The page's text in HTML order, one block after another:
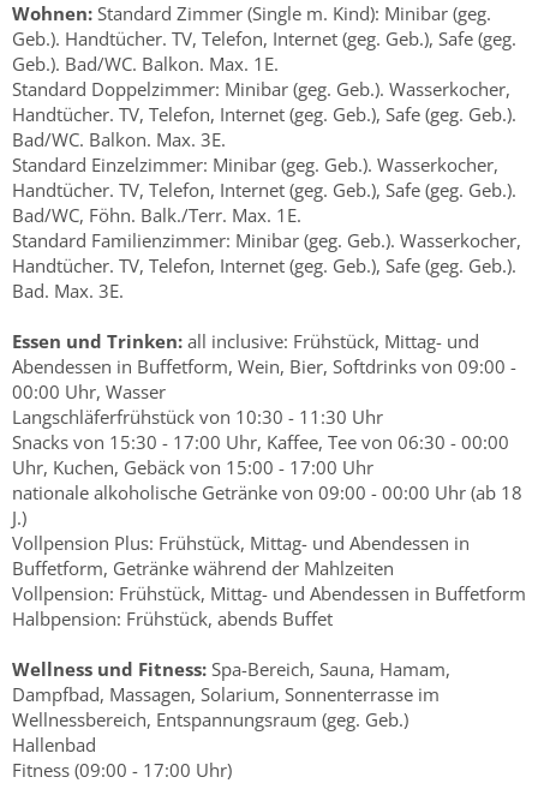
Wohnen: Standard Zimmer (Single m. Kind): Minibar (geg.
Geb.). Handtücher. TV, Telefon, Internet (geg. Geb.), Safe (geg.
Geb.). Bad/WC. Balkon. Max. 1E.
Standard Doppelzimmer: Minibar (geg. Geb.). Wasserkocher,
Handtücher. TV, Telefon, Internet (geg. Geb.), Safe (geg. Geb.).
Bad/WC. Balkon. Max. 3E.
Standard Einzelzimmer: Minibar (geg. Geb.). Wasserkocher,
Handtücher. TV, Telefon, Internet (geg. Geb.), Safe (geg. Geb.).
Bad/WC, Föhn. Balk./Terr. Max. 1E.
Standard Familienzimmer: Minibar (geg. Geb.). Wasserkocher,
Handtücher. TV, Telefon, Internet (geg. Geb.), Safe (geg. Geb.).
Bad. Max. 3E.
Essen und Trinken: all inclusive: Frühstück, Mittag- und
Abendessen in Buffetform, Wein, Bier, Softdrinks von 09:00 -
00:00 Uhr, Wasser
Langschläferfrühstück von 10:30 - 11:30 Uhr
Snacks von 15:30 - 17:00 Uhr, Kaffee, Tee von 06:30 - 00:00
Uhr, Kuchen, Gebäck von 15:00 - 17:00 Uhr
nationale alkoholische Getränke von 09:00 - 00:00 Uhr (ab 18
J.)
Vollpension Plus: Frühstück, Mittag- und Abendessen in
Buffetform, Getränke während der Mahlzeiten
Vollpension: Frühstück, Mittag- und Abendessen in Buffetform
Halbpension: Frühstück, abends Buffet
Wellness und Fitness: Spa-Bereich, Sauna, Hamam,
Dampfbad, Massagen, Solarium, Sonnenterrasse im
Wellnessbereich, Entspannungsraum (geg. Geb.)
Hallenbad
Fitness (09:00 - 17:00 Uhr)